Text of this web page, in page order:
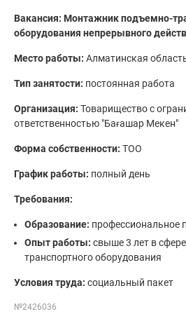
Вакансия: Монтажник подъемно-
оборудования непрерывного
Место работы: Алматинская
Тип занятости: постоянная работа
Организация: Товарищество с
ответственностью "Бағашар Мекен"
Форма собственности: ТОО
График работы: полный день
Требования:
Образование: профессиональное
Опыт работы: свыше 3 лет в
транспортного оборудования
Условия труда: социальный пакет
№2426036